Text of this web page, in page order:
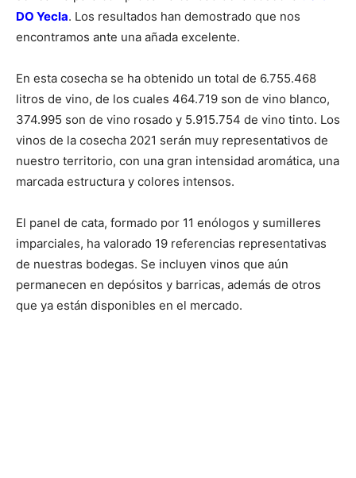
DO Yecla. Los resultados han demostrado que nos
encontramos ante una añada excelente.
En esta cosecha se ha obtenido un total de 6.755.468
litros de vino, de los cuales 464.719 son de vino blanco,
374.995 son de vino rosado y 5.915.754 de vino tinto. Los
vinos de la cosecha 2021 serán muy representativos de
nuestro territorio, con una gran intensidad aromática, una
marcada estructura y colores intensos.
El panel de cata, formado por 11 enólogos y sumilleres
imparciales, ha valorado 19 referencias representativas
de nuestras bodegas. Se incluyen vinos que aún
permanecen en depósitos y barricas, además de otros
que ya están disponibles en el mercado.